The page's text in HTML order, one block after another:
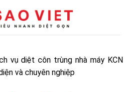
vụ diệt côn trùng nhà máy KCN
và chuyên nghiệp